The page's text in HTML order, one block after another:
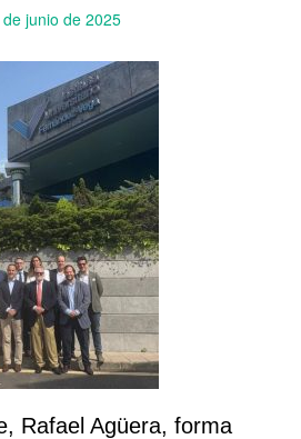
junio de 2025
Rafael Agüera, forma